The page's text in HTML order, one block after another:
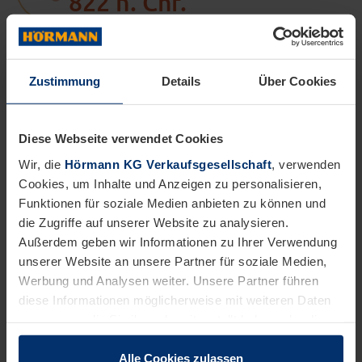
Zustimmung Details Über Cookies
Diese Webseite verwendet Cookies
Wir, die Hörmann KG Verkaufsgesellschaft , verwenden
Cookies, um Inhalte und Anzeigen zu personalisieren,
Funktionen für soziale Medien anbieten zu können und
die Zugriffe auf unserer Website zu analysieren.
Außerdem geben wir Informationen zu Ihrer Verwendung
unserer Website an unsere Partner für soziale Medien,
Werbung und Analysen weiter. Unsere Partner führen
diese Informationen möglicherweise mit weiteren Daten
sie im Rahmen Ihrer Nutzung der Dienste gesammelt
Alle Cookies zulassen
wurde das Kloster in der Stadt Höxter in
Nordrhein-Westfalen gegründet
um im geschichtlichen Ambiente die Lebensweise, die
Kunst und die Mentalität der Menschen aus dem Zeitalter
des Mittelalters und dessen Auswirkungen auf die heutige
Zeit näher zu bringen. Ob musikalische oder literarische
Beiträge sowie wissenschaftliche Vorträge, das Kunstfest
offeriert eine Vielzahl an kulturgeschichtlichen
Angeboten. Die jährlich variierende Motto-Vielfalt des